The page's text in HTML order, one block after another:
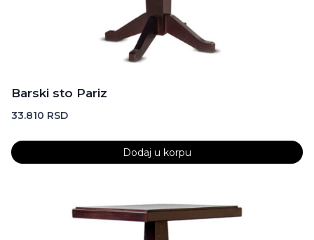
Barski sto Pariz
33.810 RSD
Dodaj u korpu